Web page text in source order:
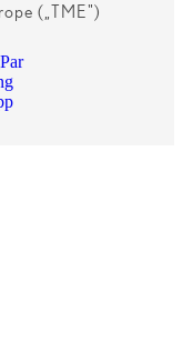
(„TME")